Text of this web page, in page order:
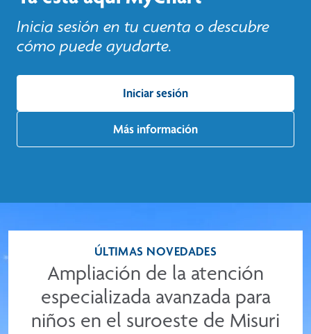
Inicia sesión en tu cuenta o descubre
cómo puede ayudarte.
Iniciar sesión
Más información
ÚLTIMAS NOVEDADES
Ampliación de la atención
especializada avanzada para
niños en el suroeste de Misuri